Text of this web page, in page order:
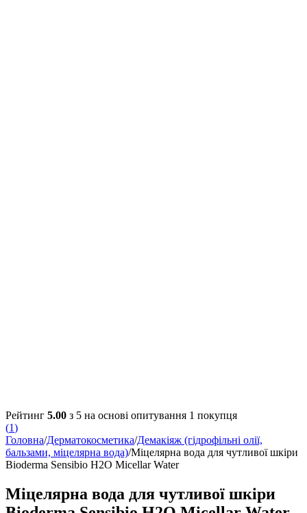
Рейтинг 5.00 з 5 на основі опитування 1 покупця
(1)
Головна/Дерматокосметика/Демакіяж (гідрофільні олії,
бальзами, міцелярна вода)/Міцелярна вода для чутливої шкіри
Bioderma Sensibio H2O Micellar Water
Міцелярна вода для чутливої шкіри